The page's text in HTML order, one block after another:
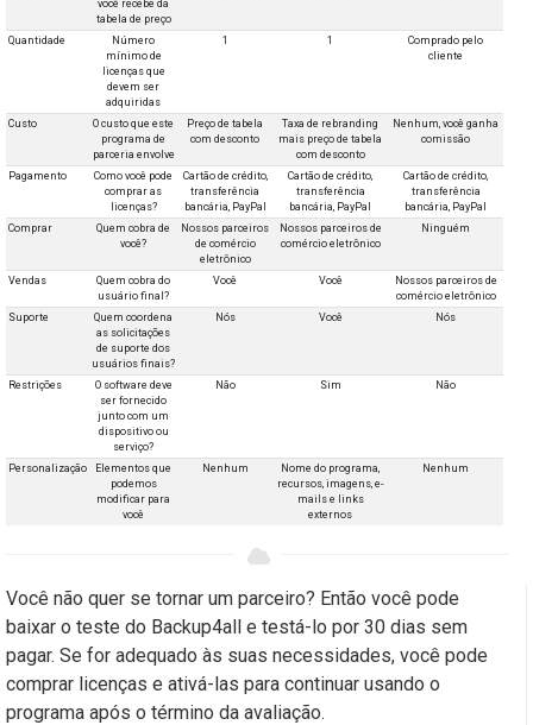
você recebe da
tabela de preço
Quantidade
Número
mínimo de
licenças que
devem ser
adquiridas
1 1
Comprado pelo
cliente
Custo
O custo que este
programa de
parceria envolve
Preço de tabela
com desconto
Taxa de rebranding
mais preço de tabela
com desconto
Nenhum, você ganha
comissão
Pagamento
Como você pode
comprar as
licenças?
Cartão de crédito,
transferência
bancária, PayPal
Cartão de crédito,
transferência
bancária, PayPal
Cartão de crédito,
transferência
bancária, PayPal
Comprar
Quem cobra de
você?
Nossos parceiros
de comércio
eletrônico
Nossos parceiros de
comércio eletrônico
Ninguém
Vendas
Quem cobra do
usuário final?
Você Você
Nossos parceiros de
comércio eletrônico
Suporte
Quem coordena
as solicitações
de suporte dos
usuários finais?
Nós Você Nós
Restrições
O software deve
ser fornecido
junto com um
dispositivo ou
serviço?
Não Sim Não
Personalização
Elementos que
podemos
modificar para
você
Nenhum
Nome do programa,
recursos, imagens, e-
mails e links
externos
Nenhum
Você não quer se tornar um parceiro? Então você pode
baixar o teste do Backup4all e testá-lo por 30 dias sem
pagar. Se for adequado às suas necessidades, você pode
comprar licenças e ativá-las para continuar usando o
programa após o término da avaliação.